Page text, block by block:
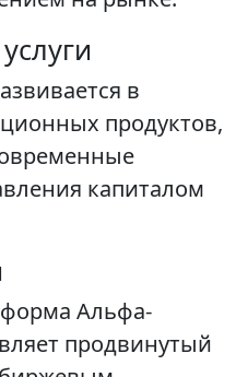
в
продуктов,
капиталом
Альфа-
продвинутый